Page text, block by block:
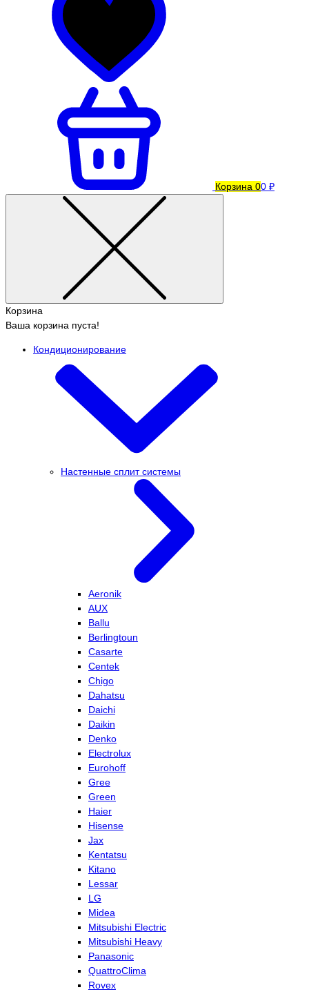
Корзина 00 ₽
Корзина
Ваша корзина пуста!
Кондиционирование
Настенные сплит системы
Aeronik
AUX
Ballu
Berlingtoun
Casarte
Centek
Chigo
Dahatsu
Daichi
Daikin
Denko
Electrolux
Eurohoff
Gree
Green
Haier
Hisense
Jax
Kentatsu
Kitano
Lessar
LG
Midea
Mitsubishi Electric
Mitsubishi Heavy
Panasonic
QuattroClima
Rovex